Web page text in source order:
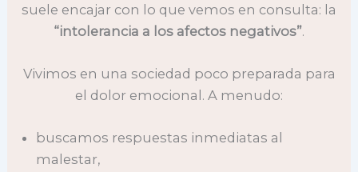
suele encajar con lo que vemos en consulta: la
“intolerancia a los afectos negativos”.
Vivimos en una sociedad poco preparada para
el dolor emocional. A menudo:
buscamos respuestas inmediatas al
malestar,